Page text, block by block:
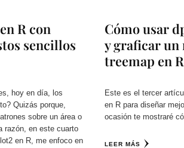
R con
sencillos
hoy en día, los
Quizás porque,
sobre un área o
razón, en este cuarto
en R, me enfoco en
Cómo usar
y graficar un
treemap en R
Este es el tercer
en R para diseñar
ocasión te mostraré
LEER MÁS